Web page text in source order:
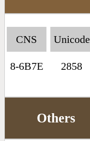
CNS
8-6B7E
Unicode
2858
Others